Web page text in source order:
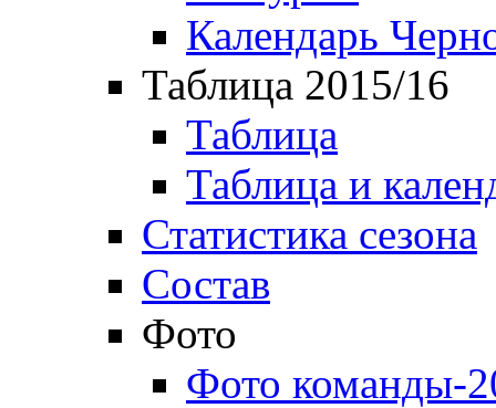
Календарь
Таблица 2015/16
Таблица
Таблица и
Статистика сезона
Состав
Фото
Фото команды-